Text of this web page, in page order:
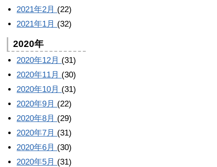
2021年2月 (22)
2021年1月 (32)
2020年
2020年12月 (31)
2020年11月 (30)
2020年10月 (31)
2020年9月 (22)
2020年8月 (29)
2020年7月 (31)
2020年6月 (30)
2020年5月 (31)